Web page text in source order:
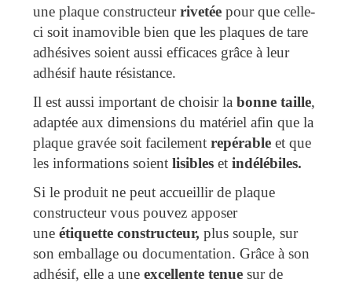
une plaque constructeurrivetée pour que celle-
ci soit inamovible bien que les plaques de tare
adhésives soient aussi efficaces grâce à leur
adhésif haute résistance.
Il est aussi important de choisir la bonne taille,
adaptée aux dimensions du matériel afin que la
plaque gravée soit facilement repérable et que
les informations soient lisibles et indélébiles.
Si le produit ne peut accueillir de plaque
constructeur vous pouvez apposer
une étiquette constructeur, plus souple, sur
son emballage ou documentation. Grâce à son
adhésif, elle a une excellente tenue sur de